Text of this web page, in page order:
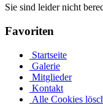
Sie sind leider nicht
Favoriten
Startseite
Galerie
Mitglieder
Kontakt
Alle Cookies